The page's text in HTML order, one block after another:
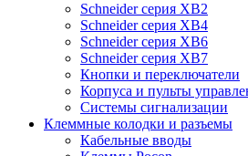
Schneider серия XB2
Schneider серия XB4
Schneider серия XB6
Schneider серия XB7
Кнопки и переключатели
Корпуса и пульты
Системы сигнализации
Клеммные колодки и разъемы
Кабельные вводы